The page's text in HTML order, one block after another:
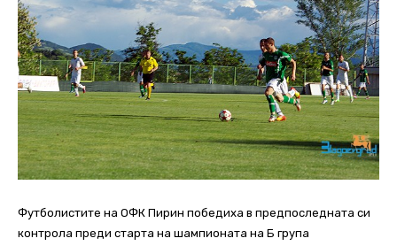
Футболистите на ОФК Пирин победиха в предпоследната си
контрола преди старта на шампионата на Б група